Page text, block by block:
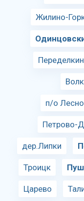
Жилино-
п/о
Петрово-
дер.Липки
Троицк
Царево